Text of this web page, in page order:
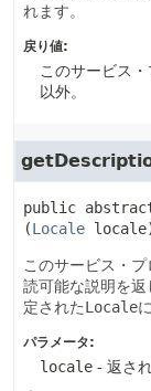
れます。
戻り値:
このサービス
以外。
public
(Locale
このサービス・
読可能な説明を返
定されたLocale
パラメータ:
locale - 返さ